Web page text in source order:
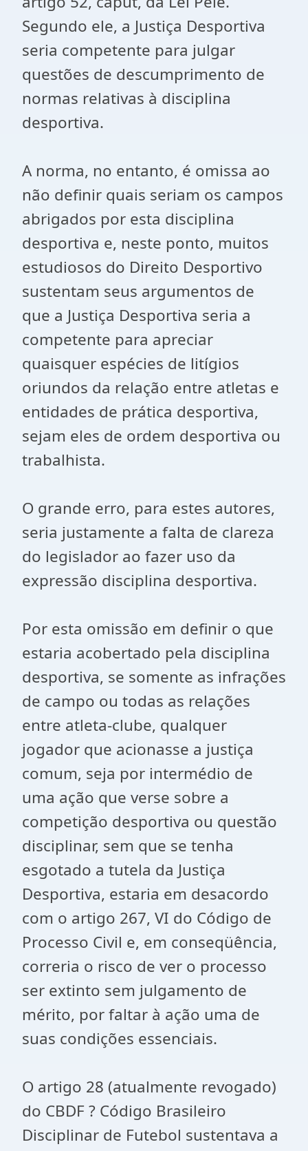
Segundo ele, a Justiça Desportiva
seria competente para julgar
questões de descumprimento de
normas relativas à disciplina
desportiva.
A norma, no entanto, é omissa ao
não definir quais seriam os campos
abrigados por esta disciplina
desportiva e, neste ponto, muitos
estudiosos do Direito Desportivo
sustentam seus argumentos de
que a Justiça Desportiva seria a
competente para apreciar
quaisquer espécies de litígios
oriundos da relação entre atletas e
entidades de prática desportiva,
sejam eles de ordem desportiva ou
trabalhista.
O grande erro, para estes autores,
seria justamente a falta de clareza
do legislador ao fazer uso da
expressão disciplina desportiva.
Por esta omissão em definir o que
estaria acobertado pela disciplina
desportiva, se somente as infrações
de campo ou todas as relações
entre atleta-clube, qualquer
jogador que acionasse a justiça
comum, seja por intermédio de
uma ação que verse sobre a
competição desportiva ou questão
disciplinar, sem que se tenha
esgotado a tutela da Justiça
Desportiva, estaria em desacordo
com o artigo 267, VI do Código de
Processo Civil e, em conseqüência,
correria o risco de ver o processo
ser extinto sem julgamento de
mérito, por faltar à ação uma de
suas condições essenciais.
O artigo 28 (atualmente revogado)
do CBDF ? Código Brasileiro
Disciplinar de Futebol sustentava a